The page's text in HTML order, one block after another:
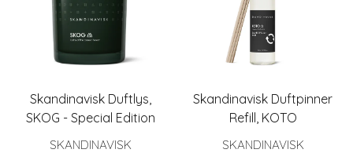
Skandinavisk Duftlys,
SKOG - Special Edition
SKANDINAVISK
Skandinavisk Duftpinner
Refill, KOTO
SKANDINAVISK